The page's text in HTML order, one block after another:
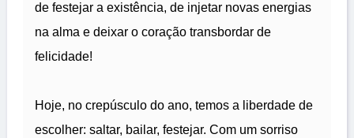
de festejar a existência, de injetar novas energias
na alma e deixar o coração transbordar de
felicidade!
Hoje, no crepúsculo do ano, temos a liberdade de
escolher: saltar, bailar, festejar. Com um sorriso